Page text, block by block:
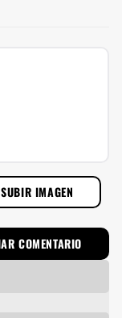
SUBIR IMAGEN